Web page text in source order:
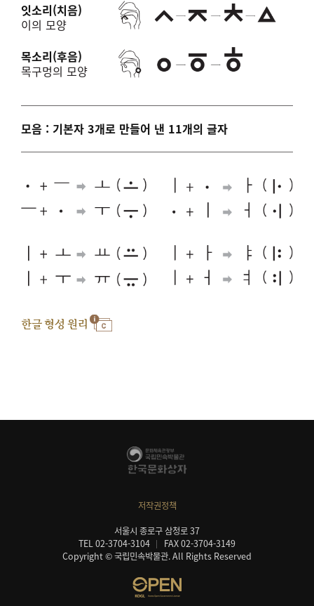
잇소리(치음)
이의 모양
목소리(후음)
목구멍의 모양
모음 : 기본자 3개로 만들어 낸 11개의 글자
한글 형성 원리
저작권정책
서울시 종로구 삼청로 37
TEL 02-3704-3104
FAX 02-3704-3149
Copyright © 국립민속박물관. All Rights Reserved